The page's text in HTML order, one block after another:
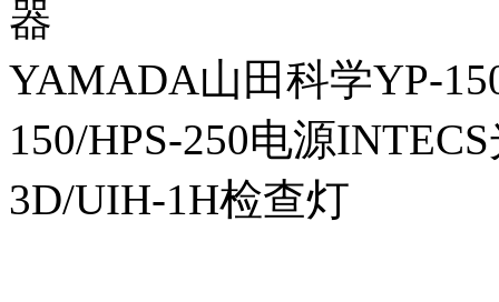
器
YAMADA山田科学YP-
150/HPS-250电源
3D/UIH-1H检查灯